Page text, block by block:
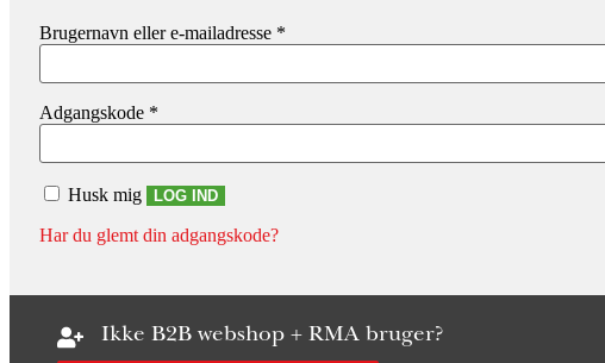
Brugernavn eller e-mailadresse *
Adgangskode *
Husk mig LOG IND
Har du glemt din adgangskode?
Ikke B2B webshop + RMA bruger?